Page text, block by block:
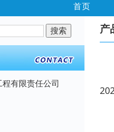
首页
有限责任公司
产